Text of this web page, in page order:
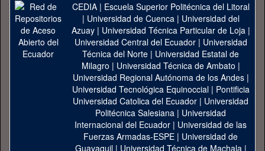
CEDIA| Escuela Superior Politécnica del Litoral
| Universidad de Cuenca| Universidad del
Azuay| Universidad Técnica Particular de Loja|
Universidad Central del Ecuador| Universidad
Técnica del Norte | Universidad Estatal de
Milagro | Universidad Técnica de Ambato |
Universidad Regional Autónoma de los Andes|
Universidad Tecnológica Equinoccial| Pontificia
Universidad Catolica del Ecuador | Universidad
Politécnica Salesiana | Universidad
Internacional del Ecuador | Universidad de las
Fuerzas Armadas-ESPE | Universidad de
Guayaquil| Universidad Técnica de Machala |